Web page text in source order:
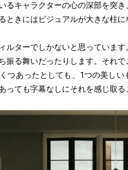
るキャラクターの心の深部を突
ときにはビジュアルが大きな柱に
ターでしかないと思っていま
振る舞いだったりします。それ
つあったとしても、1つの美し
っても字幕なしにそれを感じ取る